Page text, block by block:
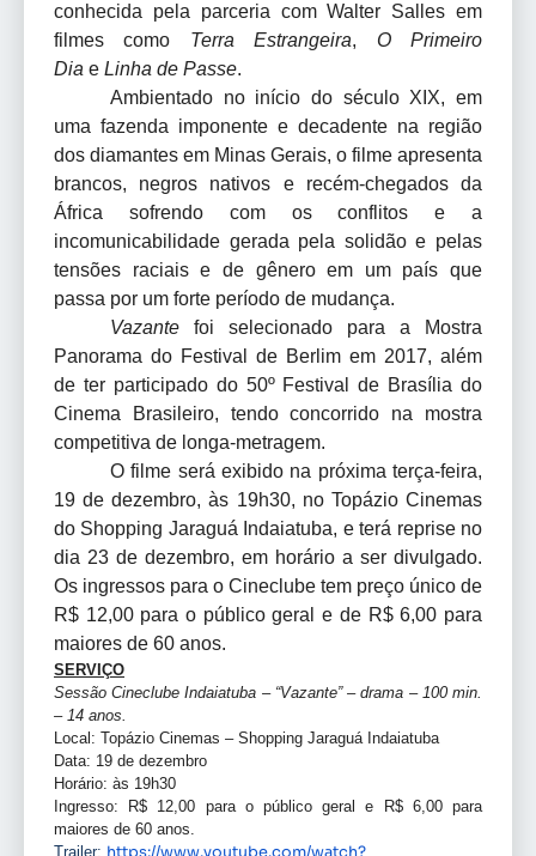
conhecida pela parceria com Walter Salles em
filmes como Terra Estrangeira, O Primeiro
Dia e Linha de Passe.
Ambientado no início do século XIX, em
uma fazenda imponente e decadente na região
dos diamantes em Minas Gerais, o filme apresenta
brancos, negros nativos e recém-chegados da
África sofrendo com os conflitos e a
incomunicabilidade gerada pela solidão e pelas
tensões raciais e de gênero em um país que
passa por um forte período de mudança.
Vazante foi selecionado para a Mostra
Panorama do Festival de Berlim em 2017, além
de ter participado do 50º Festival de Brasília do
Cinema Brasileiro, tendo concorrido na mostra
competitiva de longa-metragem.
O filme será exibido na próxima terça-feira,
19 de dezembro, às 19h30, no Topázio Cinemas
do Shopping Jaraguá Indaiatuba, e terá reprise no
dia 23 de dezembro, em horário a ser divulgado.
Os ingressos para o Cineclube tem preço único de
R$ 12,00 para o público geral e de R$ 6,00 para
maiores de 60 anos.
SERVIÇO
Sessão Cineclube Indaiatuba – “Vazante” – drama – 100 min.
– 14 anos.
Local: Topázio Cinemas – Shopping Jaraguá Indaiatuba
Data: 19 de dezembro
Horário: às 19h30
Ingresso: R$ 12,00 para o público geral e R$ 6,00 para
maiores de 60 anos.
Trailer: